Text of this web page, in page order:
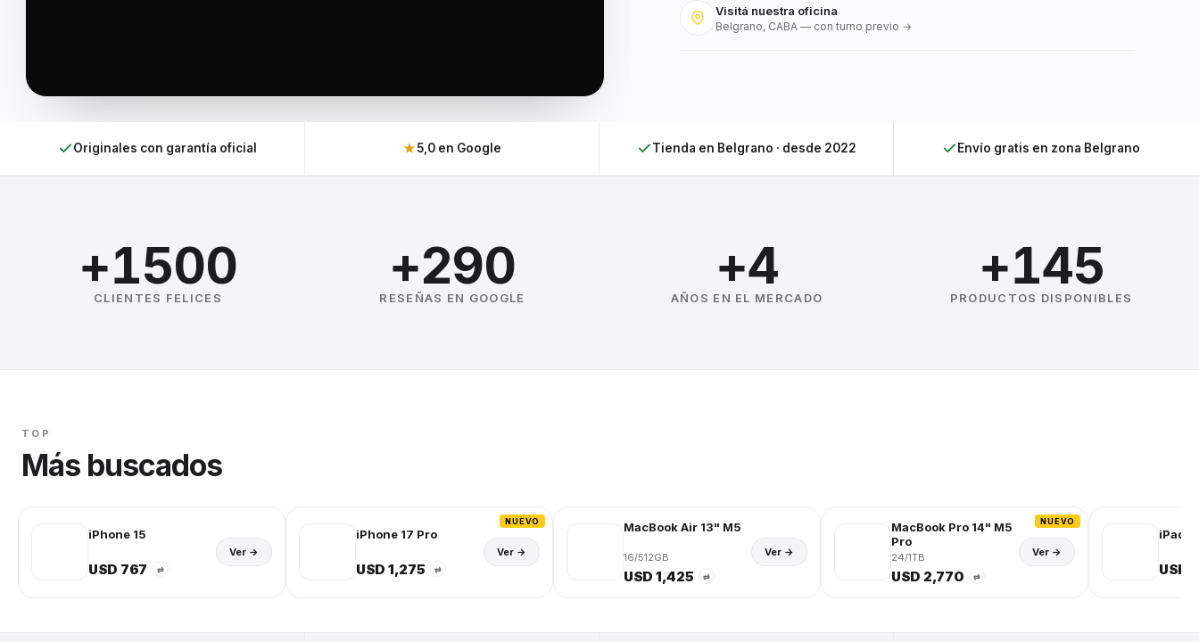
Visitá nuestra oficina
Belgrano, CABA — con turno previo →
Originales con garantía oficial ★5,0 en Google Tienda en Belgrano · desde 2022 Envío gratis en zona Belgrano
+1500
CLIENTES FELICES
+290
RESEÑAS EN GOOGLE
+4
AÑOS EN EL MERCADO
+145
PRODUCTOS DISPONIBLES
TOP
Más buscados
iPhone 15
USD 767 ⇄
Ver →
NUEVO
iPhone 17 Pro
USD 1,275 ⇄
Ver →
MacBook Air 13" M5
16/512GB
USD 1,425 ⇄
Ver →
NUEVO
MacBook Pro 14" M5
Pro
24/1TB
USD 2,770 ⇄
Ver →
iPad
USD